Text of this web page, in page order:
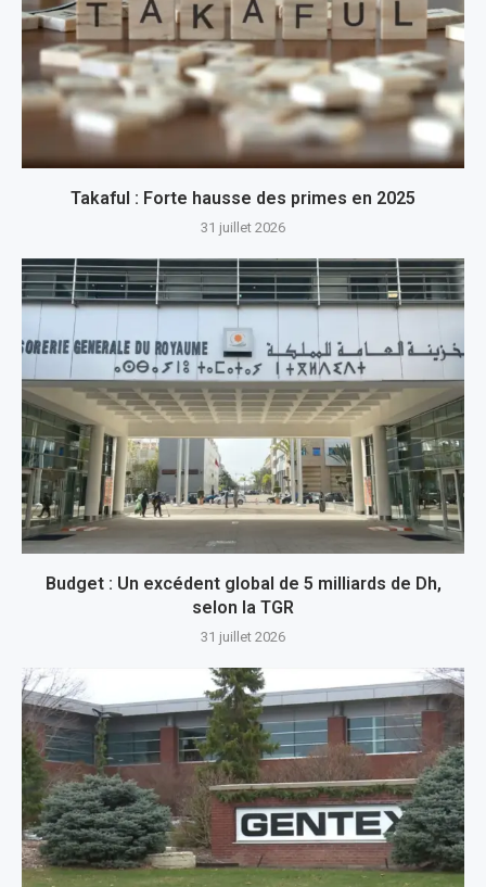
Takaful : Forte hausse des primes en 2025
31 juillet 2026
Budget : Un excédent global de 5 milliards de Dh,
selon la TGR
31 juillet 2026